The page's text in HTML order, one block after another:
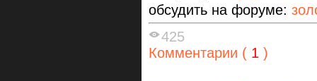
обсудить на форуме:
425
Комментарии ( 1 )